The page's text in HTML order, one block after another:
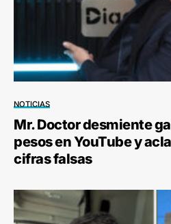
NOTICIAS
Mr. Doctor desmiente
pesos en YouTube y
cifras falsas